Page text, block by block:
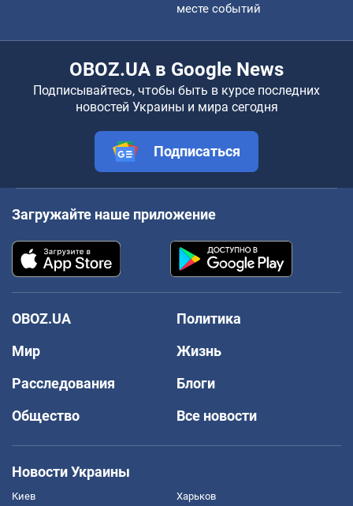
месте событий
OBOZ.UA в Google News
Подписывайтесь, чтобы быть в курсе последних
новостей Украины и мира сегодня
Подписаться
Загружайте наше приложение
OBOZ.UA
Политика
Мир
Жизнь
Расследования
Блоги
Общество
Все новости
Новости Украины
Киев Харьков